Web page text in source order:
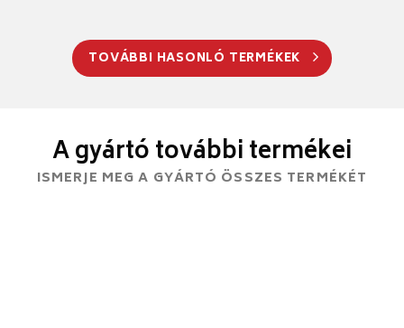
TOVÁBBI HASONLÓ TERMÉKEK
A gyártó további termékei
ISMERJE MEG A GYÁRTÓ ÖSSZES TERMÉKÉT